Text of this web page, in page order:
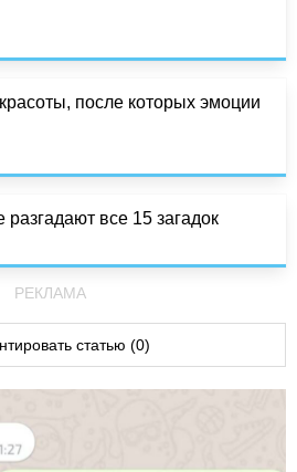
после которых эмоции
все 15 загадок
РЕКЛАМА
статью (0)